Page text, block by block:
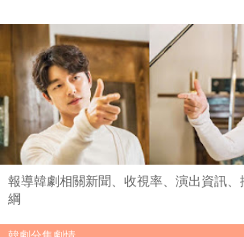
報導韓劇相關新聞、收視率、演出資訊、
綱